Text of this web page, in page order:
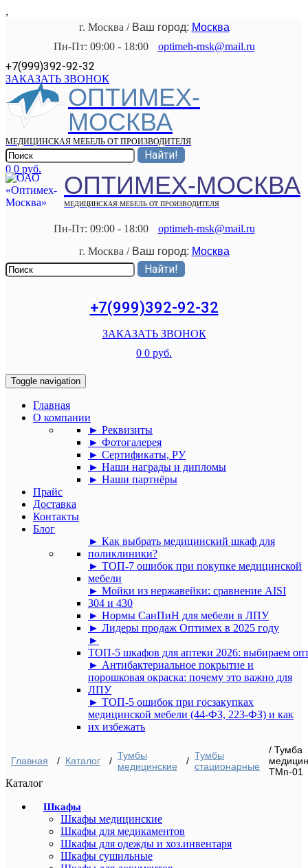
,
г. Москва / Ваш город: Москва
Пн-Пт: 09:00 - 18:00
optimeh-msk@mail.ru
+7(999)392-92-32
ЗАКАЗАТЬ ЗВОНОК
ОПТИМЕХ-
МОСКВА
МЕДИЦИНСКАЯ МЕБЕЛЬ ОТ ПРОИЗВОДИТЕЛЯ
0 0 руб.
ОПТИМЕХ-МОСКВА
МЕДИЦИНСКАЯ МЕБЕЛЬ ОТ ПРОИЗВОДИТЕЛЯ
Пн-Пт: 09:00 - 18:00
optimeh-msk@mail.ru
г. Москва / Ваш город: Москва
+7(999)392-92-32
ЗАКАЗАТЬ ЗВОНОК
0 0 руб.
Toggle navigation
Главная
О компании
► Реквизиты
► Фотогалерея
► Сертификаты, РУ
► Наши награды и дипломы
► Наши партнёры
Прайс
Доставка
Контакты
Блог
► Как выбрать медицинский шкаф для
поликлиники?
► ТОП-7 ошибок при покупке медицинской
мебели
► Мойки из нержавейки: сравнение AISI
304 и 430
► Нормы СанПиН для мебели в ЛПУ
► Лидеры продаж Оптимех в 2025 году
►
ТОП‑5 шкафов для аптеки 2026: выбираем
► Антибактериальное покрытие и
порошковая окраска: почему это важно для
ЛПУ
► ТОП-5 ошибок при госзакупках
медицинской мебели (44-ФЗ, 223-ФЗ) и как
их избежать
Главная / Каталог / Тумбы
медицинские
/ Тумбы
стационарные
/ Тумба
ТМп-01
Каталог
Шкафы
Шкафы медицинские
Шкафы для медикаментов
Шкафы для одежды и хоз.инвентаря
Шкафы сушильные